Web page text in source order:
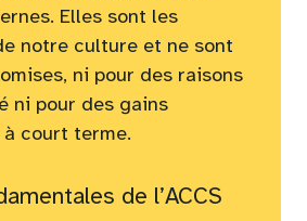
Elles sont les
notre culture et ne sont
ni pour des raisons
ni pour des gains
court terme.
de l’ACCS